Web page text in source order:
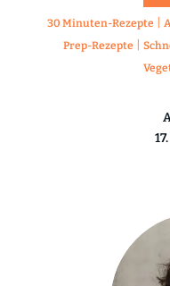
30 Minuten-Rezepte
Prep-Rezepte